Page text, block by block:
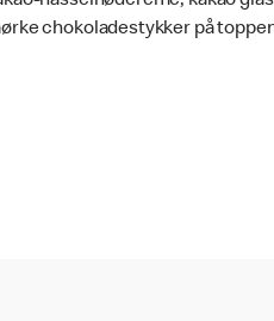
chokoladestykker på